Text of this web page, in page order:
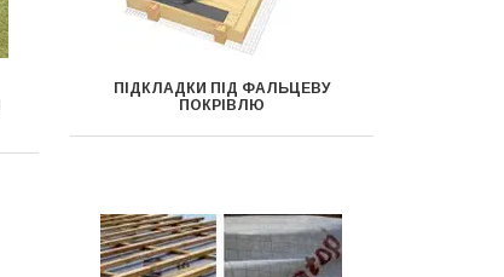
ПІДКЛАДКИ ПІД ФАЛЬЦЕВУ
ПОКРІВЛЮ